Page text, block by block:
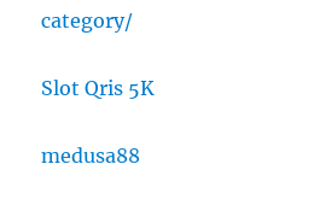
category/
Slot Qris 5K
medusa88